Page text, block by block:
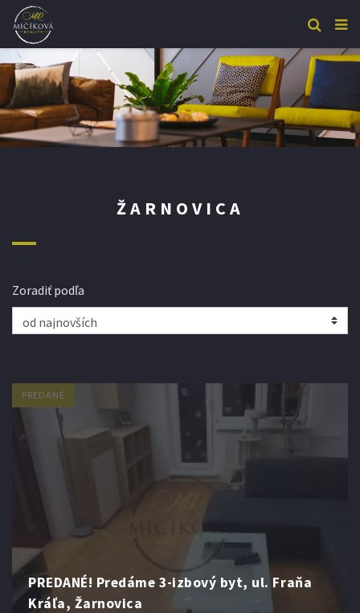
ŽARNOVICA
Zoradiť podľa
PREDANÉ
PREDANÉ! Predáme 3-izbový byt, ul. Fraňa
Kráľa, Žarnovica